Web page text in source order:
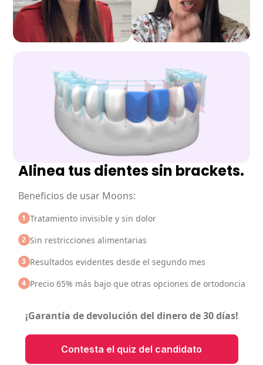
Alinea tus dientes sin brackets.
Beneficios de usar Moons:
1 Tratamiento invisible y sin dolor
2 Sin restricciones alimentarias
3 Resultados evidentes desde el segundo mes
4 Precio 65% más bajo que otras opciones de ortodoncia
¡Garantía de devolución del dinero de 30 días!
Contesta el quiz del candidato